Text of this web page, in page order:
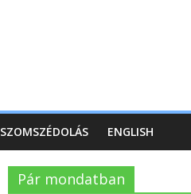
SZOMSZÉDOLÁS ENGLISH
Pár mondatban